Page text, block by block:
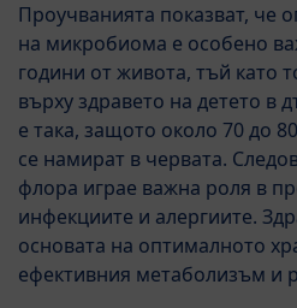
Проучванията показват, че
на микробиома е особено
години от живота, тъй като
върху здравето на детето в
е така, защото около 70 до
се намират в червата.
флора играе важна роля в
инфекциите и алергиите.
основата на оптималното
ефективния метаболизъм и